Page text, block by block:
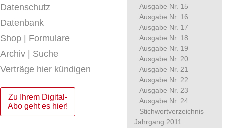
Datenschutz
Datenbank
Shop | Formulare
Archiv | Suche
Verträge hier kündigen
Zu Ihrem Digital-
Abo geht es hier!
Ausgabe Nr. 15
Ausgabe Nr. 16
Ausgabe Nr. 17
Ausgabe Nr. 18
Ausgabe Nr. 19
Ausgabe Nr. 20
Ausgabe Nr. 21
Ausgabe Nr. 22
Ausgabe Nr. 23
Ausgabe Nr. 24
Stichwortverzeichnis
Jahrgang 2011